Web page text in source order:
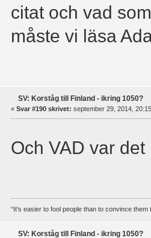
citat och vad
måste vi läsa
SV: Korståg till Finland - ikring 1050?
« Svar #190 skrivet: september 29, 2014,
Och VAD var
“It's easier to fool people than to convince them
SV: Korståg till Finland - ikring 1050?